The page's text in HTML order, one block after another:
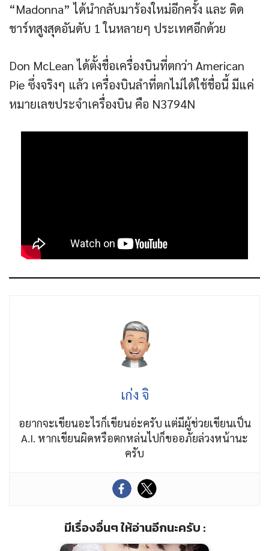
“Madonna” ได้นำกลับมาร้องใหม่อีกครั้ง และ ติด
ชาร์ทสูงสุดอันดับ 1 ในหลายๆ ประเทศอีกด้วย
Don McLean ได้ตั้งชื่อเครื่องบินที่ตกว่า American
Pie ซึ่งจริงๆ แล้ว เครื่องบินลำที่ตกไม่ได้ใช้ชื่อนี้ มีแค่
หมายเลขประจำเครื่องบิน คือ N3794N
เก่ง จิ
อยากจะเขียนอะไรก็เขียนอ่ะครับ แต่มีผู้ช่วยเขียนเป็น
A.I. หากเขียนผิดหรือตกหล่นไปก็ขออภัยล่วงหน้านะ
ครับ
มีเรื่องอื่นๆ ให้อ่านอีกนะครับ :